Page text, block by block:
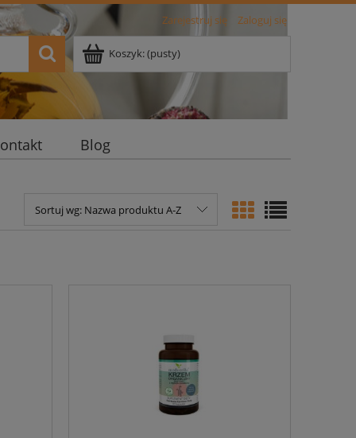
Zarejestruj się Zaloguj się
Koszyk:(pusty)
Blog
Sortuj wg: Nazwa produktu A-Z